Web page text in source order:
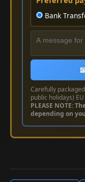
Bank
Carefully
public holidays)
PLEASE NOTE:
depending on